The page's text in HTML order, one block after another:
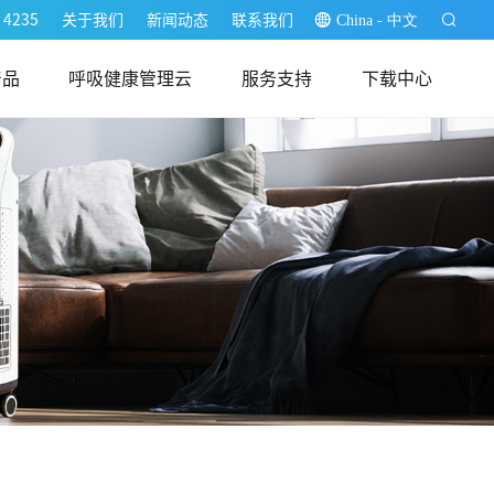
4235 关于我们 新闻动态 联系我们 China - 中文
呼吸健康管理云
用户端
服务支持 下载中心